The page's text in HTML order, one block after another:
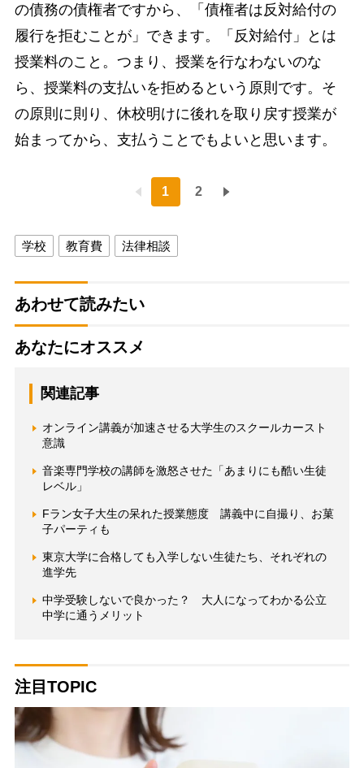
の債務の債権者ですから、「債権者は反対給付の
履行を拒むことが」できます。「反対給付」とは
授業料のこと。つまり、授業を行なわないのな
ら、授業料の支払いを拒めるという原則です。そ
の原則に則り、休校明けに後れを取り戻す授業が
始まってから、支払うことでもよいと思います。
1 2
学校 教育費 法律相談
あわせて読みたい
あなたにオススメ
関連記事
オンライン講義が加速させる大学生のスクールカースト
意識
音楽専門学校の講師を激怒させた「あまりにも酷い生徒
レベル」
Fラン女子大生の呆れた授業態度 講義中に自撮り、お菓
子パーティも
東京大学に合格しても入学しない生徒たち、それぞれの
進学先
中学受験しないで良かった？ 大人になってわかる公立
中学に通うメリット
注目TOPIC